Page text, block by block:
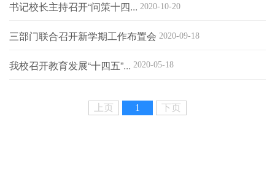
书记校长主持召开“问策十四... 2020-10-20
三部门联合召开新学期工作布置会 2020-09-18
我校召开教育发展“十四五”... 2020-05-18
上页 1 下页